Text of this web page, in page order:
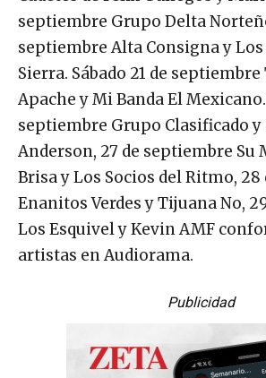
septiembre Grupo Delta
septiembre Alta Consigna y
Sierra. Sábado 21 de
Apache y Mi Banda El
septiembre Grupo Clasificado y
Anderson, 27 de septiembre Su
Brisa y Los Socios del Ritmo,
Enanitos Verdes y Tijuana No,
Los Esquivel y Kevin AMF
artistas en Audiorama.
Publicidad